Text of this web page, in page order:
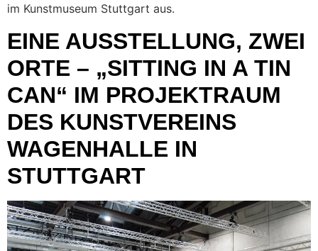
im Kunstmuseum Stuttgart aus.
EINE AUSSTELLUNG, ZWEI
ORTE – „SITTING IN A TIN
CAN“ IM PROJEKTRAUM
DES KUNSTVEREINS
WAGENHALLE IN
STUTTGART